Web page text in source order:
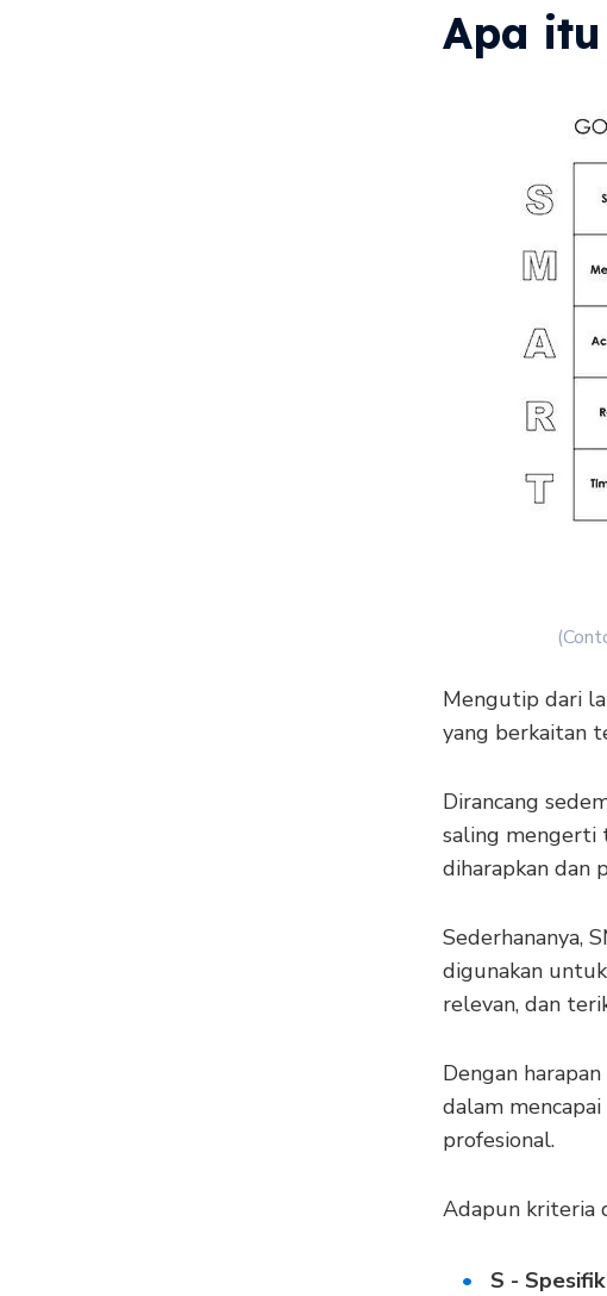
Apa itu
Mengutip dari
yang berkaitan
Dirancang
saling mengerti
diharapkan dan
Sederhananya,
digunakan
relevan, dan
Dengan
dalam
profesional.
Adapun kriteria
S -